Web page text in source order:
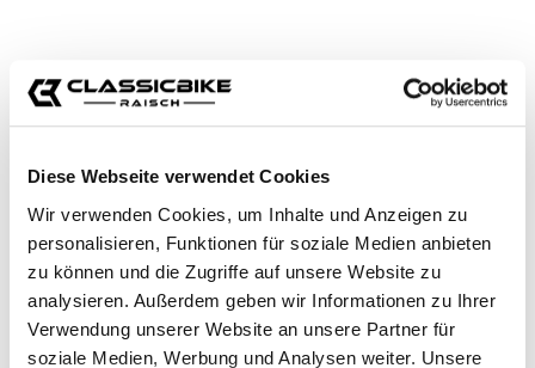
Diese Webseite verwendet Cookies
Wir verwenden Cookies, um Inhalte und Anzeigen zu
personalisieren, Funktionen für soziale Medien anbieten
zu können und die Zugriffe auf unsere Website zu
analysieren. Außerdem geben wir Informationen zu Ihrer
Verwendung unserer Website an unsere Partner für
soziale Medien, Werbung und Analysen weiter. Unsere